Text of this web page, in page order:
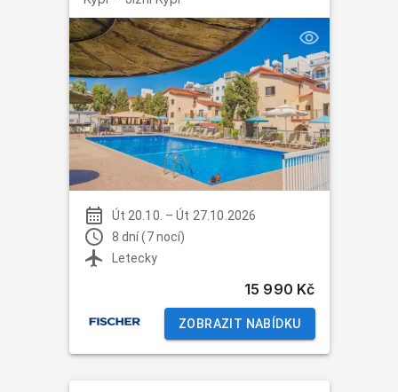
Út 20.10. –Út 27.10.2026
8 dní (7 nocí)
Letecky
15 990 Kč
ZOBRAZIT NABÍDKU